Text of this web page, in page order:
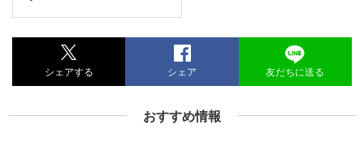
シェアする シェア 友だちに送る
おすすめ情報